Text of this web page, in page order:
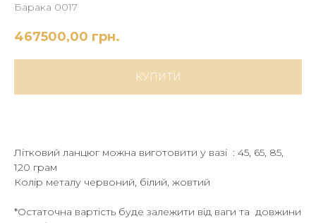
Барака 0017
467500,00 грн.
КУПИТИ
Літковий ланцюг можна виготовити у вазі : 45, 65, 85,
120 грам
Колір металу червоний, білий, жовтий
*Остаточна вартість буде залежити від ваги та довжини